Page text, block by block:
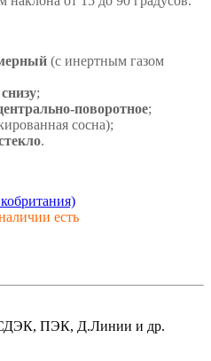
(с инертным газом
снизу;
поворотное;
сосна);
.
есть
ПЭК, Д.Линии и др.